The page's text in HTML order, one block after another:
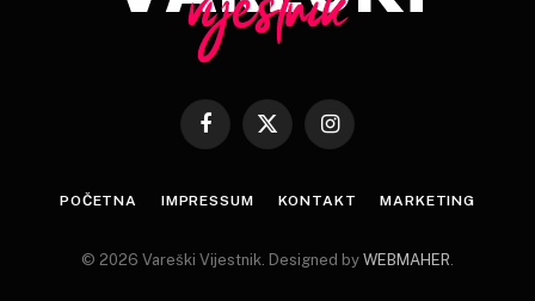
Facebook
X
Instagram
POČETNA IMPRESSUM KONTAKT MARKETING
© 2026 Vareški Vijestnik. Designed by WEBMAHER